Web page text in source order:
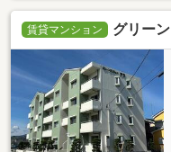
賃貸マンション グリー